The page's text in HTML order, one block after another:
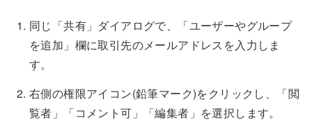
同じ「共有」ダイアログで、「ユーザーやグループ
を追加」欄に取引先のメールアドレスを入力しま
す。
右側の権限アイコン(鉛筆マーク)をクリックし、「閲
覧者」「コメント可」「編集者」を選択します。